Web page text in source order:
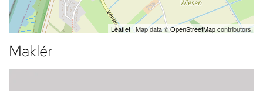
Leaflet | Map data ©OpenStreetMapcontributors
Maklér